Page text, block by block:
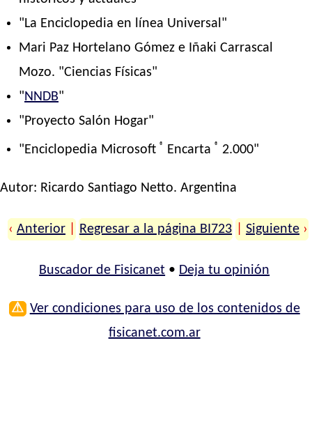
"La Enciclopedia en línea Universal"
Mari Paz Hortelano Gómez e Iñaki Carrascal
Mozo. "Ciencias Físicas"
"NNDB"
"Proyecto Salón Hogar"
"Enciclopedia Microsoft ® Encarta ® 2.000"
Autor: Ricardo Santiago Netto. Argentina
‹ Anterior Regresar a la página BI723 Siguiente ›
Buscador de Fisicanet • Deja tu opinión
⚠ Ver condiciones para uso de los contenidos de
fisicanet.com.ar